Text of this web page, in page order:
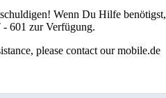
Wenn Du Hilfe benötigst,
601 zur Verfügung.
please contact our mobile.de